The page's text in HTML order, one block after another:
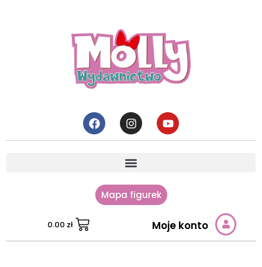
Mapa figurek
0.00 zł Moje konto